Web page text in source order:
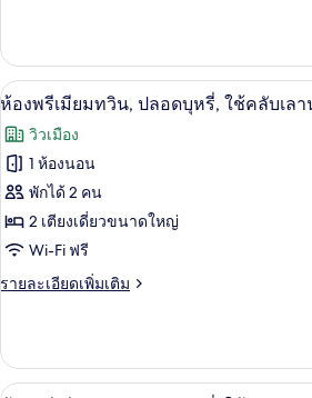
Bed)
ปลอด
บุหรี่,
ห้อง
มุม
(Single
Use)
เกี่ยว
กับ
ห้อง
ลัก
ซ์,
บุหรี่,
ห้อง
มุม
(Single
Use)
เปิด
ภาพถ่าย
ทั้งหมด
ของ
ห้อง
พรีเมียม
ทวิน,
บุหรี่,
ใช้
เครื่องน
7
ห้องพรีเมียมทวิน, ปลอดบุหรี่, ใช้คลับเลา
วิวเมือง
1 ห้องนอน
พักได้ 2 คน
2 เตียงเดี่ยวขนาดใหญ่
Wi-Fi ฟรี
รายละเอียดเพิ่มเติม
ราย
เกี่ยว
กับ
เครื่องน